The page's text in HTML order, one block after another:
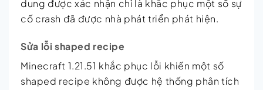
dung được xác nhận chỉ là khắc phục một số sự
cố crash đã được nhà phát triển phát hiện.
Sửa lỗi shaped recipe
Minecraft 1.21.51 khắc phục lỗi khiến một số
shaped recipe không được hệ thống phân tích